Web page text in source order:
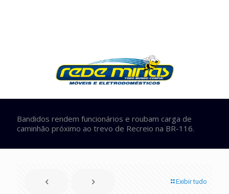
Bandidos rendem funcionários e roubam carga de
caminhão próximo ao trevo de Recreio na BR-116.
Exibir tudo